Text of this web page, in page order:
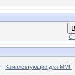
Комплектующие для ММГ